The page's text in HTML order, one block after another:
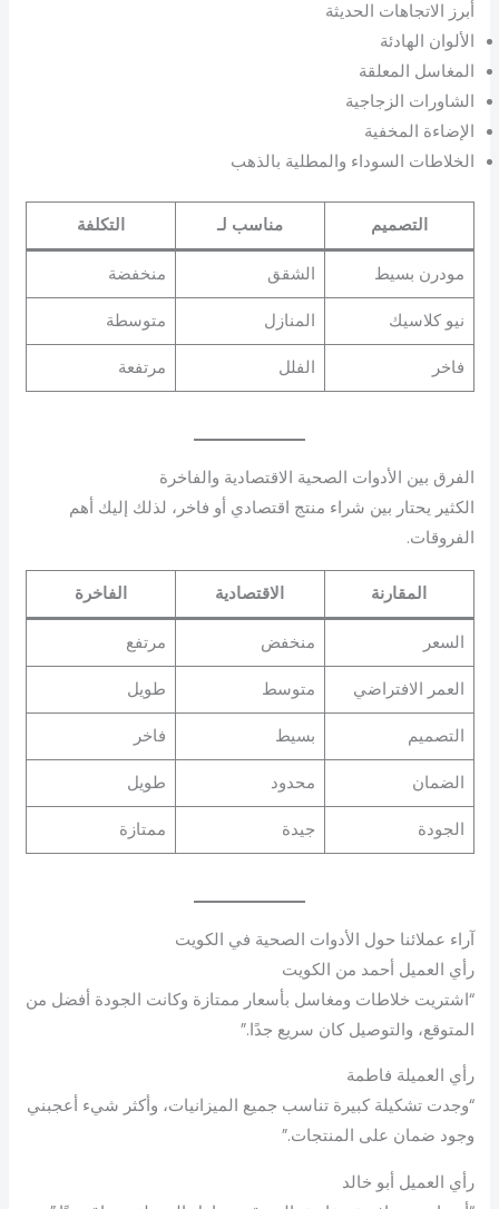
أبرز الاتجاهات الحديثة
الألوان الهادئة
المغاسل المعلقة
الشاورات الزجاجية
الإضاءة المخفية
الخلاطات السوداء والمطلية بالذهب
التصميم مناسب لـ التكلفة
مودرن بسيط الشقق منخفضة
نيو كلاسيك المنازل متوسطة
فاخر الفلل مرتفعة
الفرق بين الأدوات الصحية الاقتصادية والفاخرة
الكثير يحتار بين شراء منتج اقتصادي أو فاخر، لذلك إليك أهم
الفروقات.
المقارنة الاقتصادية الفاخرة
السعر منخفض مرتفع
العمر الافتراضي متوسط طويل
التصميم بسيط فاخر
الضمان محدود طويل
الجودة جيدة ممتازة
آراء عملائنا حول الأدوات الصحية في الكويت
رأي العميل أحمد من الكويت
“اشتريت خلاطات ومغاسل بأسعار ممتازة وكانت الجودة أفضل من
المتوقع، والتوصيل كان سريع جدًا.”
رأي العميلة فاطمة
“وجدت تشكيلة كبيرة تناسب جميع الميزانيات، وأكثر شيء أعجبني
وجود ضمان على المنتجات.”
رأي العميل أبو خالد